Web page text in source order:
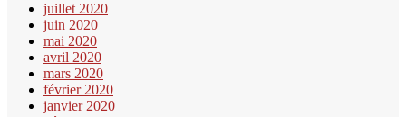
juillet 2020
juin 2020
mai 2020
avril 2020
mars 2020
février 2020
janvier 2020